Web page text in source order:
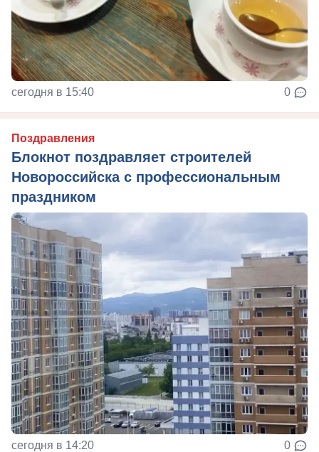
сегодня в 15:40 0
Поздравления
Блокнот поздравляет строителей
Новороссийска с профессиональным
праздником
сегодня в 14:20 0